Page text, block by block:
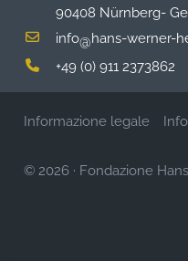
90408 Nürnberg-
info@hans-werner-
+49 (0) 911 2373862
Informazione legale
© 2026 · Fondazione